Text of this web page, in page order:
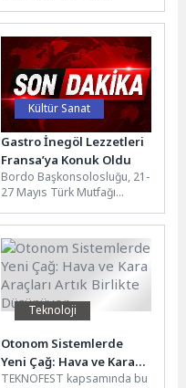
vatandaşların yanında
olmaya devam ediyor. Aydın
Büyükşehir Belediye
Başkanı...
Kültür Sanat
Gastro İnegöl Lezzetleri
Fransa’ya Konuk Oldu
Bordo Başkonsolosluğu, 21-
27 Mayıs Türk Mutfağı
İnegöl iş birliğinde aşçılık ve
otelcilik...
Teknoloji
Otonom Sistemlerde
Yeni Çağ: Hava ve Kara
Araçları Artık Birlikte
TEKNOFEST kapsamında bu